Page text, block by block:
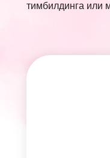
тимбилдинга или